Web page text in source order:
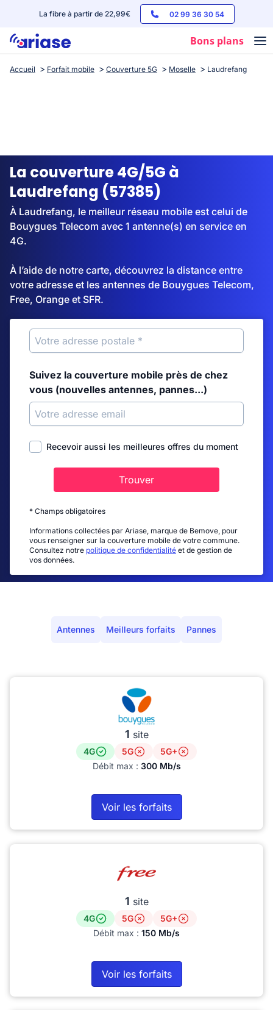
La fibre à partir de 22,99€ 02 99 36 30 54
Bons plans
Box internet
Streaming
Accueil Forfait mobile Couverture 5G Moselle Laudrefang
La couverture 4G/5G à
Laudrefang (57385)
À Laudrefang, le meilleur réseau mobile est celui de
Bouygues Telecom avec 1 antenne(s) en service en
4G.
À l’aide de notre carte, découvrez la distance entre
votre adresse et les antennes de Bouygues Telecom,
Free, Orange et SFR.
Suivez la couverture mobile près de chez
vous (nouvelles antennes, pannes...)
Recevoir aussi les meilleures offres du moment
Trouver
* Champs obligatoires
Informations collectées par Ariase, marque de Bemove, pour
vous renseigner sur la couverture mobile de votre commune.
Consultez notre politique de confidentialité et de gestion de
vos données.
Antennes Meilleurs forfaits Pannes
1 site
4G 5G
5G+
Débit max : 300 Mb/s
Voir les forfaits
1 site
4G 5G
5G+
Débit max : 150 Mb/s
Voir les forfaits